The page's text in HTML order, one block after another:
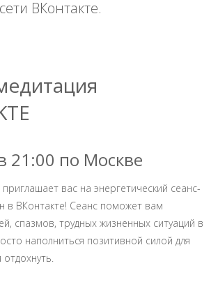
ВКонтакте.
21:00 по Москве
вас на энергетический сеанс-
в ВКонтакте! Сеанс поможет вам
спазмов, трудных жизненных ситуаций в
наполниться позитивной силой для